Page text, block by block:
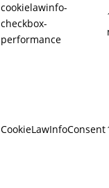
cookielawinfo-
checkbox-
performance
CookieLawInfoConsent